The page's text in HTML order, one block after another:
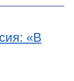
«В